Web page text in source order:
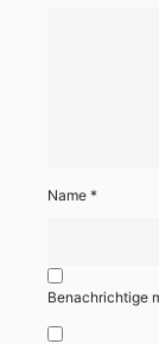
Name *
Benachrichtige